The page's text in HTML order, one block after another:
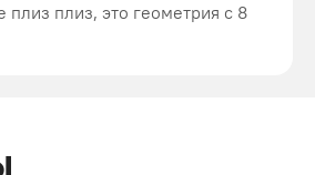
плиз плиз, это геометрия с 8